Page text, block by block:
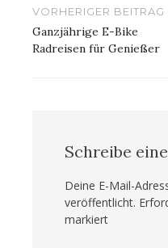
VORHERIGER BEITRAG
Ganzjährige E-Bike
Radreisen für Genießer
Schreibe
Deine E-Mail-
veröffentlicht.
markiert